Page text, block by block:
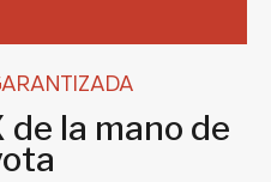
de la mano de